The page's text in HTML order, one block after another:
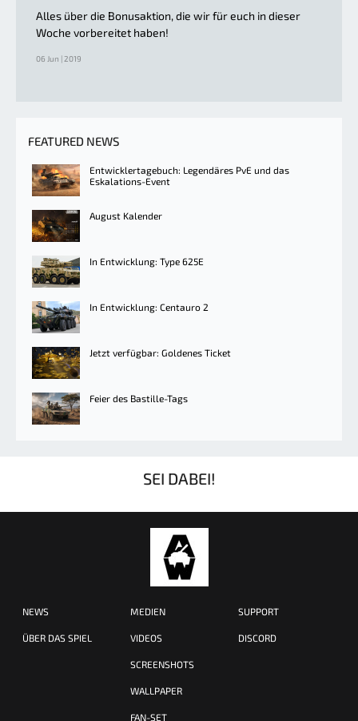
Alles über die Bonusaktion, die wir für euch in dieser
Woche vorbereitet haben!
06 Jun | 2019
FEATURED NEWS
Entwicklertagebuch: Legendäres PvE und das
Eskalations-Event
August Kalender
In Entwicklung: Type 625E
In Entwicklung: Centauro 2
Jetzt verfügbar: Goldenes Ticket
Feier des Bastille-Tags
SEI DABEI!
NEWS
ÜBER DAS SPIEL
MEDIEN
VIDEOS
SCREENSHOTS
WALLPAPER
FAN-SET
SUPPORT
DISCORD